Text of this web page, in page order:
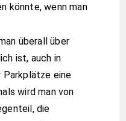
könnte, wenn man
überall über
ist, auch in
eine
wird man von
die